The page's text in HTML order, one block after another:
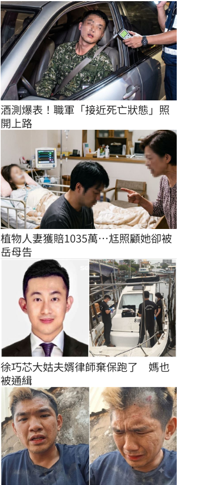
酒測爆表！職軍「接近死亡狀態」照
開上路
植物人妻獲賠1035萬…尪照顧她卻被
岳母告
徐巧芯大姑夫婿律師棄保跑了　媽也
被通緝